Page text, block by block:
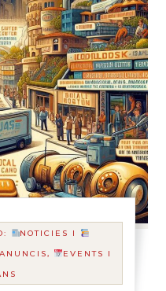
NOTICIES I
ANUNCIS,
EVENTS I